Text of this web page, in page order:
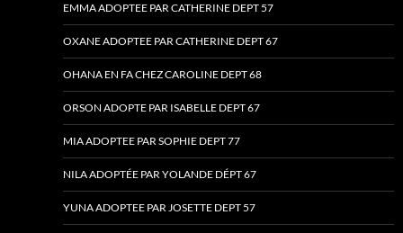
EMMA ADOPTEE PAR CATHERINE DEPT 57
OXANE ADOPTEE PAR CATHERINE DEPT 67
OHANA EN FA CHEZ CAROLINE DEPT 68
ORSON ADOPTE PAR ISABELLE DEPT 67
MIA ADOPTEE PAR SOPHIE DEPT 77
NILA ADOPTÉE PAR YOLANDE DÉPT 67
YUNA ADOPTEE PAR JOSETTE DEPT 57